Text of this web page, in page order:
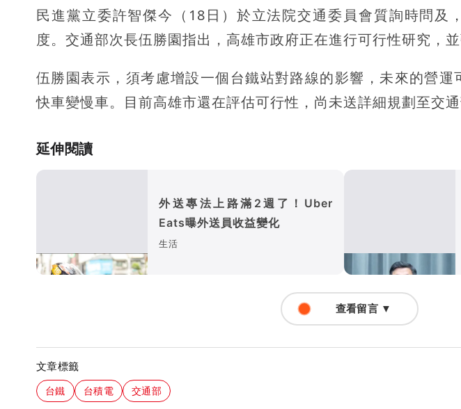
民進黨立委許智傑今（18日）於立法院交通委員會質詢時問及
度。交通部次長伍勝園指出，高雄市政府正在進行可行性研究，
伍勝園表示，須考慮增設一個台鐵站對路線的影響，未來的營
快車變慢車。目前高雄市還在評估可行性，尚未送詳細規劃至交通
延伸閱讀
外送專法上路滿2週了！Uber
Eats曝外送員收益變化
生活
查看留言 ▼
文章標籤
台鐵 台積電 交通部